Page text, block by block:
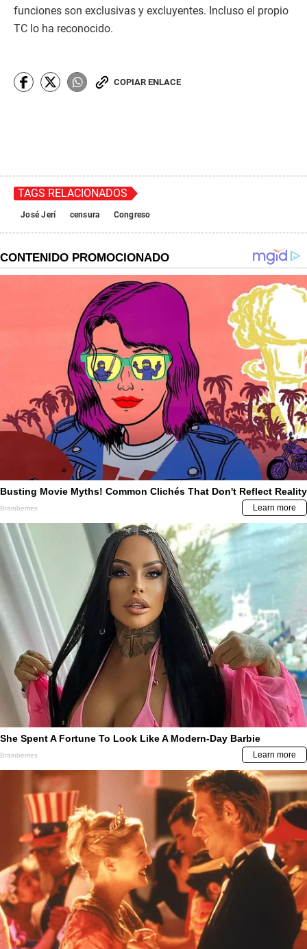
funciones son exclusivas y excluyentes. Incluso el propio
TC lo ha reconocido.
COPIAR ENLACE
TAGS RELACIONADOS
José Jerí censura Congreso